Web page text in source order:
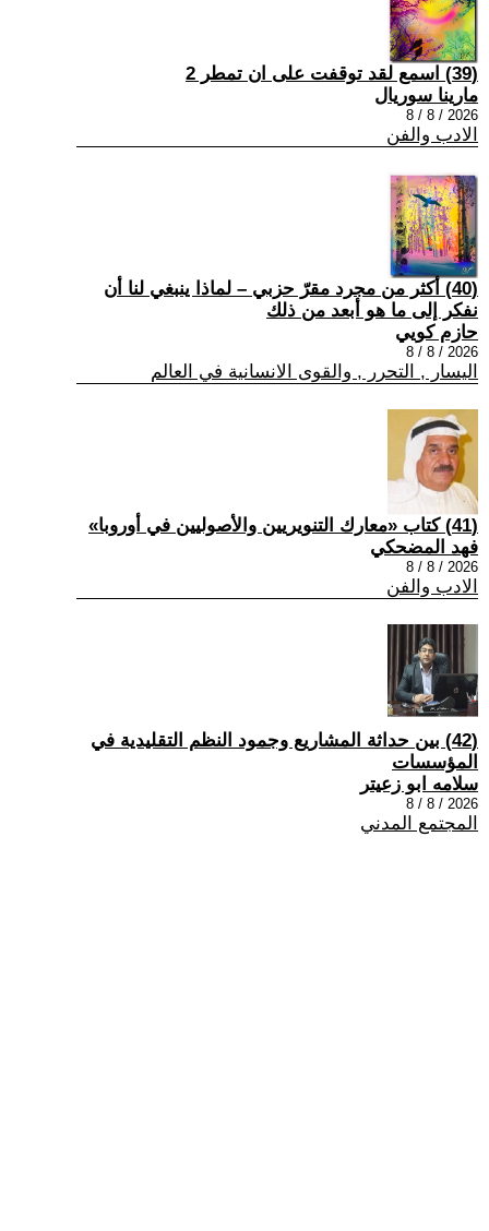
(39) اسمع لقد توقفت على ان تمطر 2
مارينا سوريال
2026 / 8 / 8
الادب والفن
(40) أكثر من مجرد مقرّ حزبي – لماذا ينبغي لنا أن
نفكر إلى ما هو أبعد من ذلك
حازم كويي
2026 / 8 / 8
اليسار , التحرر , والقوى الانسانية في العالم
(41) كتاب «معارك التنويريين والأصوليين في أوروبا»
فهد المضحكي
2026 / 8 / 8
الادب والفن
(42) بين حداثة المشاريع وجمود النظم التقليدية في
المؤسسات
سلامه ابو زعيتر
2026 / 8 / 8
المجتمع المدني